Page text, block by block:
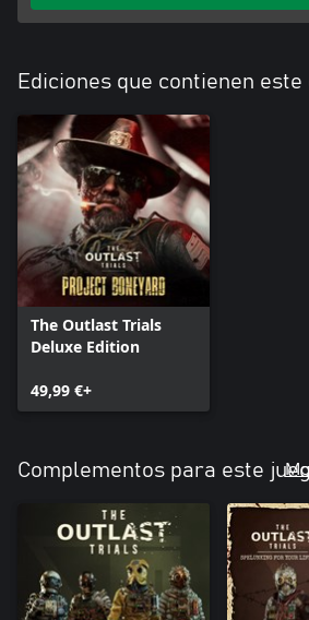
Ediciones que contienen
The Outlast Trials
Deluxe Edition
49,99 €+
Complementos para este